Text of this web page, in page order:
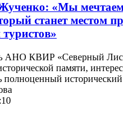
«Мы мечтаем
станет местом
АНО КВИР «Северный
памяти,
полноценный исторический